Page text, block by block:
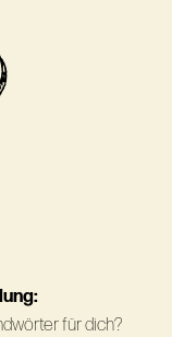
für dich?